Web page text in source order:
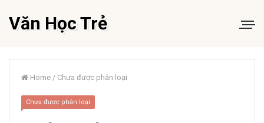
Văn Học Trẻ
Home / Chưa được phân loại
Chưa được phân loại